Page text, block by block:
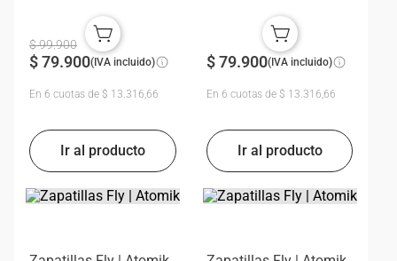
$99.900
$79.900(IVA incluido)
En 6 cuotas de $ 13.316,66
$ 79.900(IVA incluido)
En 6 cuotas de $ 13.316,66